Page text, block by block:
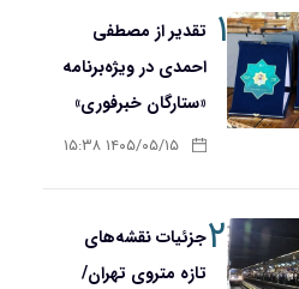
۱ تقدیر از مصطفی
احمدی در ویژه‌برنامه
«ستارگان خبرفوری»
۱۴۰۵/۰۵/۱۵ ۱۵:۳۸
۲جزئیات نقشه‌های
تازه متروی تهران/